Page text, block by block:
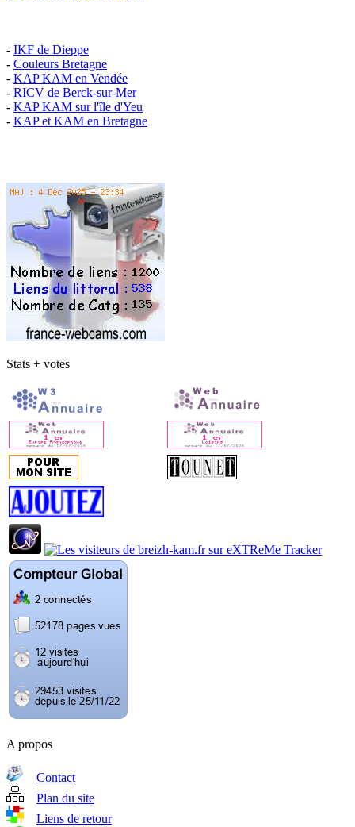
- IKF de Dieppe
- Couleurs Bretagne
- KAP KAM en Vendée
- RICV de Berck-sur-Mer
- KAP KAM sur l'île d'Yeu
- KAP et KAM en Bretagne
Stats + votes
A propos
Contact
Plan du site
Liens de retour